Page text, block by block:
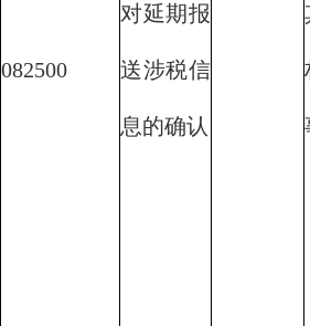
082500
对延期报
送涉税信
息的确认